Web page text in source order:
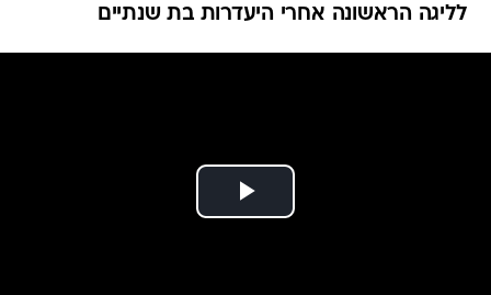
לליגה הראשונה אחרי היעדרות בת שנתיים